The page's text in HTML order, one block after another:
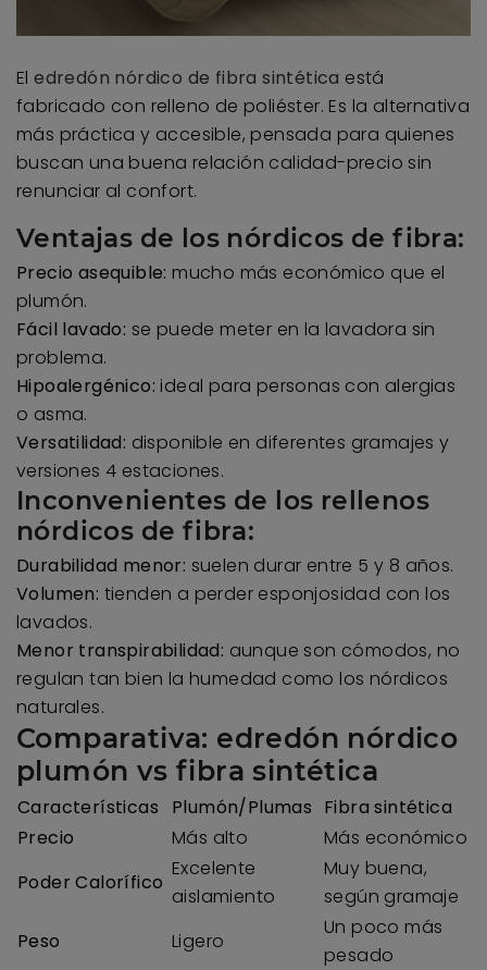
Eledredón nórdico de fibra sintética está
fabricado con relleno de poliéster. Es la alternativa
más práctica y accesible, pensada para quienes
buscan una buena relación calidad-precio sin
renunciar al confort.
Ventajas de los nórdicos de fibra:
Precio asequible: mucho más económico que el
plumón.
Fácil lavado: se puede meter en la lavadora sin
problema.
Hipoalergénico: ideal para personas con alergias
o asma.
Versatilidad: disponible en diferentes gramajes y
versiones 4 estaciones.
Inconvenientes de los rellenos
nórdicos de fibra:
Durabilidad menor: suelen durar entre 5 y 8 años.
Volumen: tienden a perder esponjosidad con los
lavados.
Menor transpirabilidad: aunque son cómodos, no
regulan tan bien la humedad como los nórdicos
naturales.
Comparativa: edredón nórdico
plumón vs fibra sintética
Características Plumón/Plumas Fibra sintética
Precio
Más alto
Más económico
Poder Calorífico
Excelente
aislamiento
Muy buena,
según gramaje
Peso
Ligero
Un poco más
pesado